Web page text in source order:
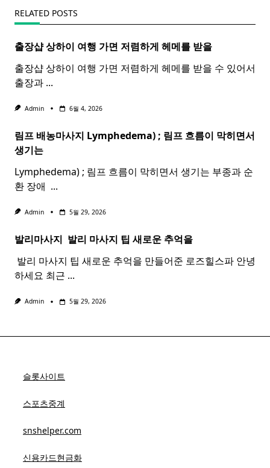
RELATED POSTS
출장샵 상하이 여행 가면 저렴하게 헤메를 받을
출장샵 상하이 여행 가면 저렴하게 헤메를 받을 수 있어서
출장과 ...
Admin 6월 4, 2026
림프 배농마사지 Lymphedema) ; 림프 흐름이 막히면서
생기는
Lymphedema) ; 림프 흐름이 막히면서 생기는 부종과 순
환 장애 ​ ...
Admin 5월 29, 2026
발리마사지 ​ 발리 마사지 팁 새로운 추억을
​ 발리 마사지 팁 새로운 추억을 만들어준 로즈힐스파 안녕
하세요 최근 ...
Admin 5월 29, 2026
슬롯사이트
스포츠중계
snshelper.com
신용카드현금화